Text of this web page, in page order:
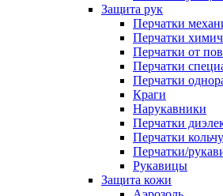
Защита рук
Перчатки
Перчатки
Перчатки от
Перчатки
Перчатки
Краги
Нарукавники
Перчатки
Перчатки
Перчатки/
Рукавицы
Защита кожи